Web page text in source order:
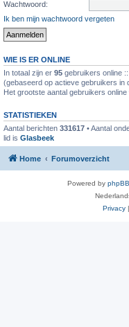
Wachtwoord:
Ik ben mijn wachtwoord vergeten
WIE IS ER ONLINE
In totaal zijn er 95 gebruikers online
(gebaseerd op actieve gebruikers in
Het grootste aantal gebruikers online
STATISTIEKEN
Aantal berichten 331617 • Aantal
lid is Glasbeek
Home Forumoverzicht
Powered by phpBB
Privacy |